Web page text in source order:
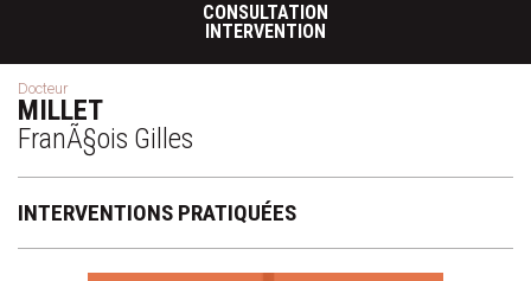
CONSULTATION
INTERVENTION
Docteur
MILLET
FranÃ§ois Gilles
INTERVENTIONS PRATIQUÉES